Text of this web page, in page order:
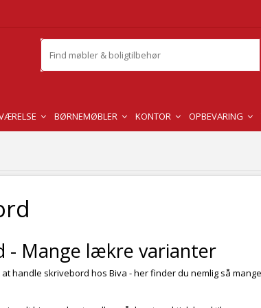
BØRNEMØBLER KONTOR OPBEVARING
- Mange lækre varianter
at handle skrivebord hos Biva - her finder du nemlig så